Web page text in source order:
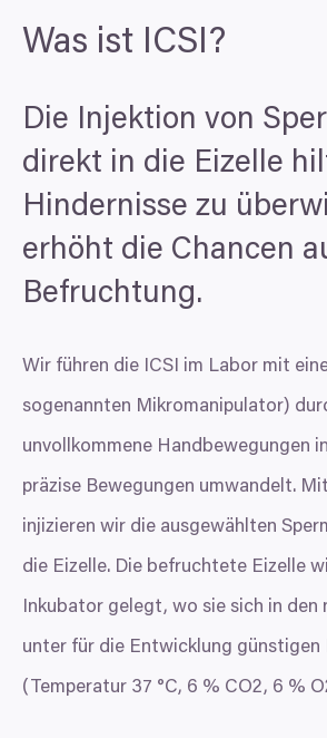
Was ist ICSI?
Die Injektion von
direkt in die Eizelle
Hindernisse zu
erhöht die Chancen
Befruchtung.
Wir führen die ICSI im Labor mit
sogenannten Mikromanipulator)
unvollkommene Handbewegungen
präzise Bewegungen umwandelt.
injizieren wir die ausgewählten
die Eizelle. Die befruchtete Eizelle
Inkubator gelegt, wo sie sich in den
unter für die Entwicklung günstigen
(Temperatur 37 °C, 6 % CO2, 6 % O